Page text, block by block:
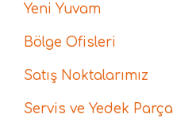
Yeni Yuvam
Bölge Ofisleri
Satış Noktalarımız
Servis ve Yedek Parça